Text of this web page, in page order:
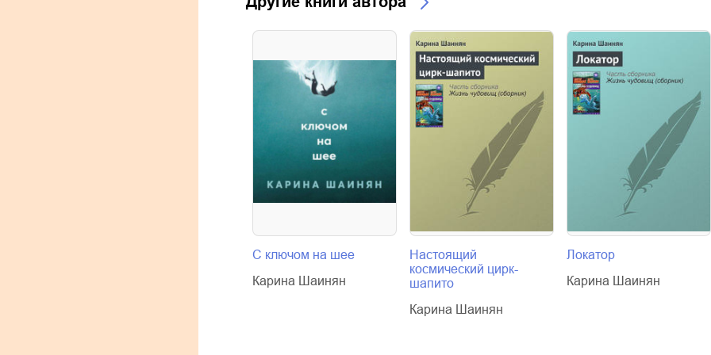
С ключом на шее
Карина Шаинян
Настоящий
космический цирк-
шапито
Карина Шаинян
Локатор
Карина Шаинян